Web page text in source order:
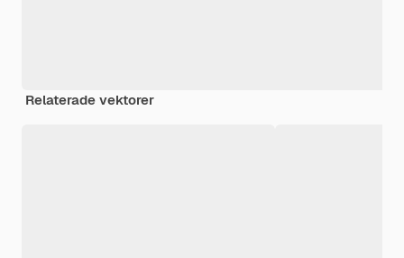
Relaterade vektorer